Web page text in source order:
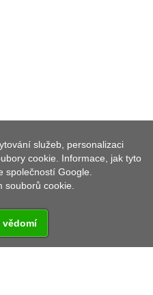
služeb, personalizaci
cookie. Informace, jak tyto
společností Google.
cookie.
vědomí